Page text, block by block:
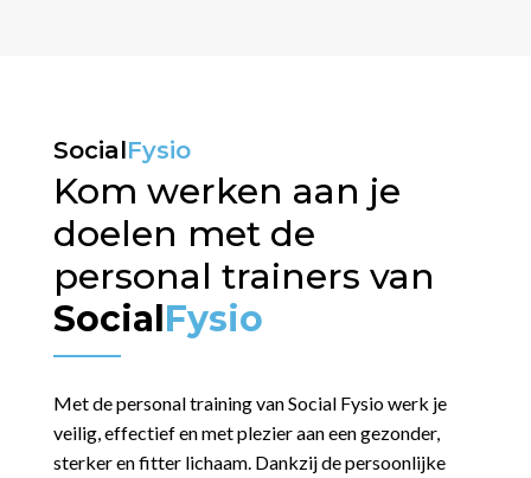
SocialFysio
Kom werken aan je
doelen met de
personal trainers van
SocialFysio
Met de personal training van Social Fysio werk je
veilig, effectief en met plezier aan een gezonder,
sterker en fitter lichaam. Dankzij de persoonlijke